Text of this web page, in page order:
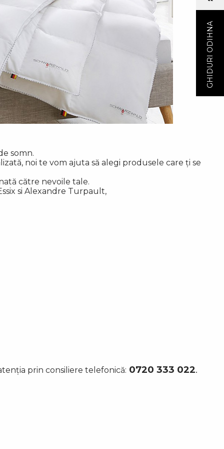
somn.
noi te vom ajuta să alegi produsele care ți se
ă către nevoile tale.
si Alexandre Turpault,
ția prin consiliere telefonică: 0720 333 022.
GHIDURI ODIHNA